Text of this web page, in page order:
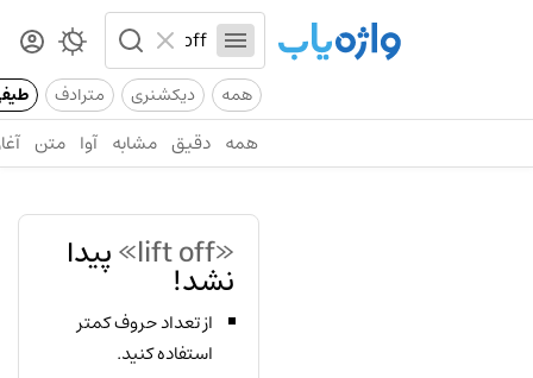
همه دیکشنری مترادف
همه دقیق مشابه آوا متن
«lift off» پیدا
نشد!
از تعداد حروف کمتر
استفاده کنید.